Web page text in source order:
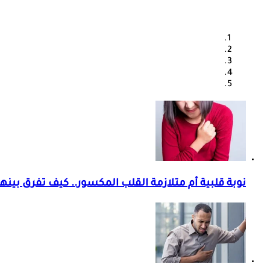
نوبة قلبية أم متلازمة القلب المكسور.. كيف تفرق